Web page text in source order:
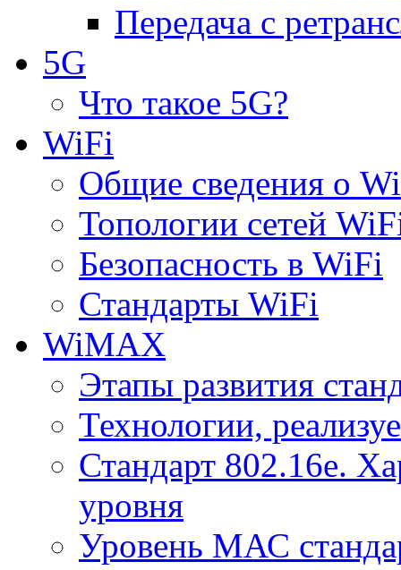
Передача с
5G
Что такое 5G?
WiFi
Общие сведения о
Топологии сетей
Безопасность в WiFi
Стандарты WiFi
WiMAX
Этапы развития
Технологии,
Стандарт 802.16е.
уровня
Уровень МАС